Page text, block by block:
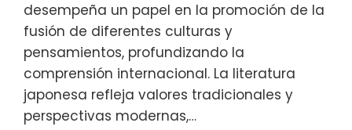
desempeña un papel en la promoción de la
fusión de diferentes culturas y
pensamientos, profundizando la
comprensión internacional. La literatura
japonesa refleja valores tradicionales y
perspectivas modernas,…